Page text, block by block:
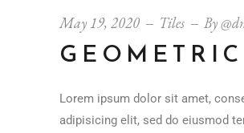
May 19, 2020 Tiles By
GEOMETRIC
Lorem ipsum dolor sit amet,
adipisicing elit, sed do eiusmod